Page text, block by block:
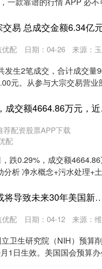
易 总成交金额6.34亿
日期：04-26 来源：
优配
发生2笔成交，合计成交量
元。从参与大宗交易营业
恒盈
荐配资股票APP下载
配
跌0.29%，成交额
析 净水概念+污水处理+
通盈证券 美国NIH预算削减或将导
日期：04-12 来源：
优配
卫生研究院（NIH）预算
1日生效。美国国会预算